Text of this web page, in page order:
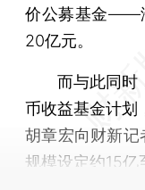
价公募基金——
20亿元。
而与此同时
币收益基金计划
胡章宏向财新
规模设定约15亿